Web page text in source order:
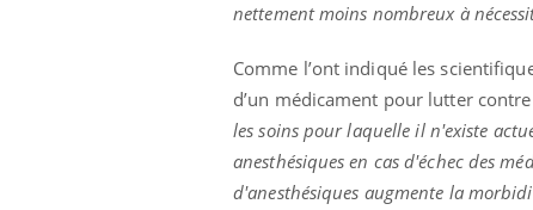
nettement moins nombreux à
Comme l’ont indiqué les
d’un médicament pour lutter
les soins pour laquelle il n'existe
anesthésiques en cas d'échec des
d'anesthésiques augmente la